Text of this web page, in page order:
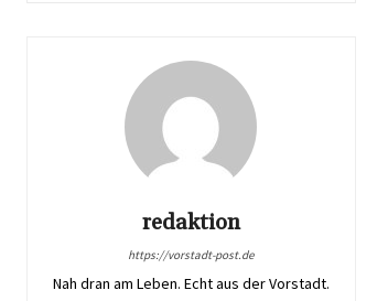
redaktion
https://vorstadt-post.de
Nah dran am Leben. Echt aus der Vorstadt.